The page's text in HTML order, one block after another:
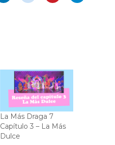
La Más Draga 7
Capítulo 3 – La Más
Dulce